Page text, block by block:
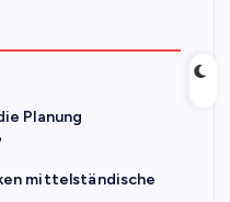
Planung
mittelständische